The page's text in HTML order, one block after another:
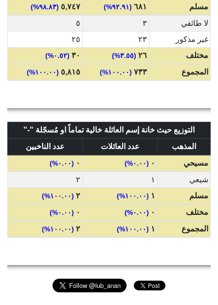
مسلم
٦٨١ (٩٢.٩١%) ٥,٧٤٧ (٩٨.٨٣%)
لا طائفي ٣
٥
غير مذكور
٢٣
٢٥
مختلف
٢٦ (٣.٥٥%) ٣٠ (٠.٥٢%)
المجموع ٧٣٣ (١٠٠.٠٠%) ٥,٨١٥ (١٠٠.٠٠%)
التوزيع حيث خانة إسم العائلة خالية تماماً او مُسجّلة "-"
المذهب
عدد العائلات
عدد الناخبين
مسيحي
٠ (٠.٠٠%) ٠ (٠.٠٠%)
شيعي ١
٢
مسلم
١ (١٠٠.٠٠%) ٢ (١٠٠.٠٠%)
مختلف ٠ (٠.٠٠%) ٠ (٠.٠٠%)
المجموع ١ (١٠٠.٠٠%) ٢ (١٠٠.٠٠%)